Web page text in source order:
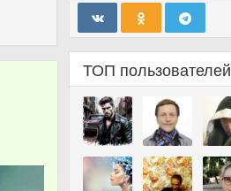
ТОП пользователей